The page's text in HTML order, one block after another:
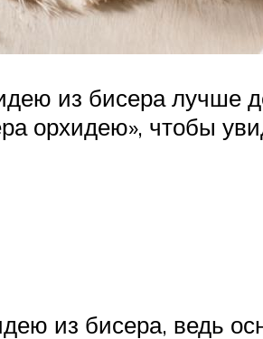
из бисера лучше
орхидею», чтобы
из бисера, ведь